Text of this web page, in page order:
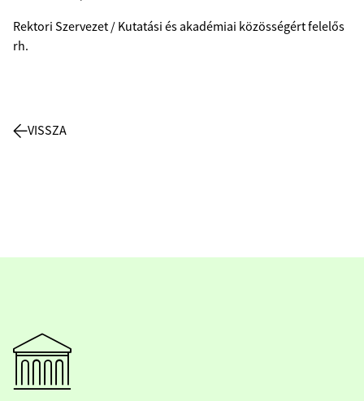
Rektori Szervezet / Kutatási és akadémiai közösségért felelős
rh.
VISSZA